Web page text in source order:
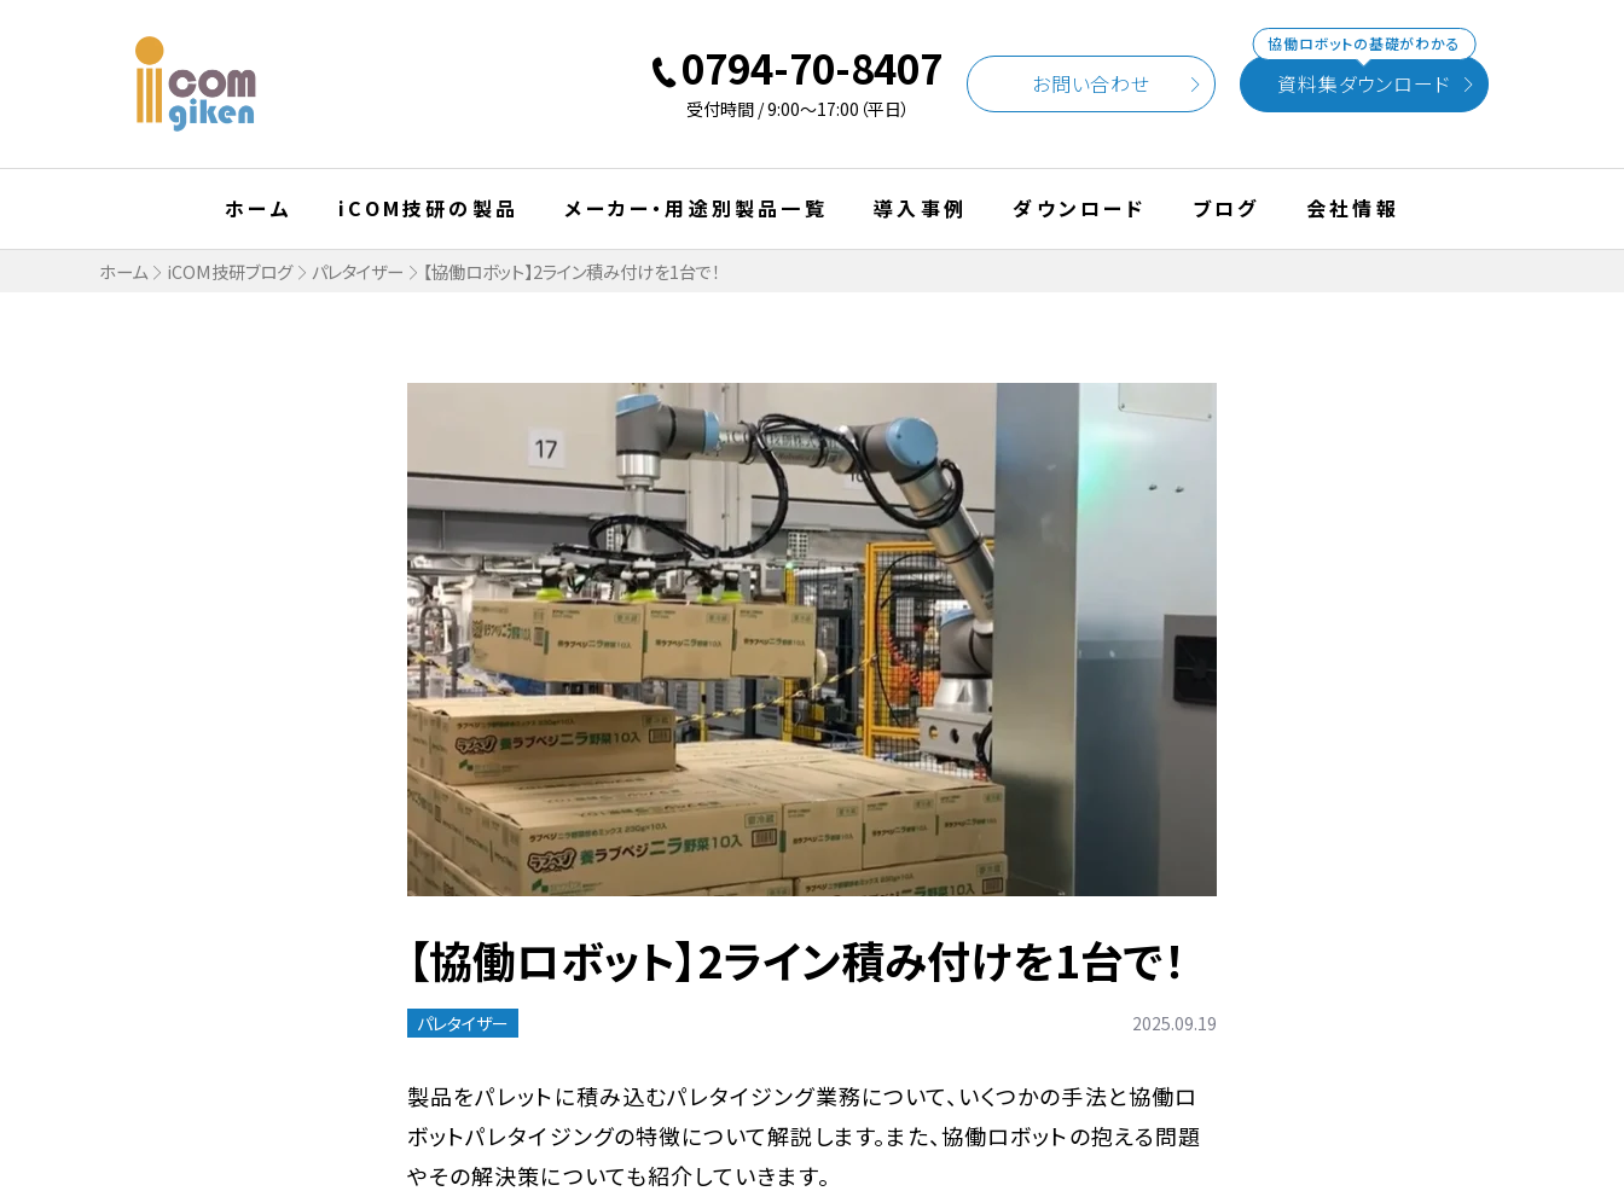
0794-70-8407
受付時間 / 9:00〜17:00（平日）
お問い合わせ
協働ロボットの基礎がわかる
資料集ダウンロード
ホーム iCOM技研の製品 メーカー・用途別製品一覧 導入事例 ダウンロード ブログ 会社情報
ホーム iCOM技研ブログ パレタイザー 【協働ロボット】2ライン積み付けを1台で！
【協働ロボット】2ライン積み付けを1台で！
パレタイザー 2025.09.19
製品をパレットに積み込むパレタイジング業務について、いくつかの手法と協働ロ
ボットパレタイジングの特徴について解説します。また、協働ロボットの抱える問題
やその解決策についても紹介していきます。